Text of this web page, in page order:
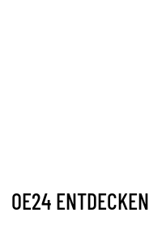
OE24 ENTDECKEN